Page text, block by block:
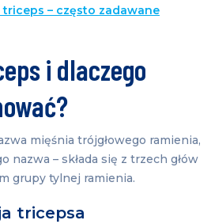
triceps – często zadawane
i dlaczego
mięśnia trójgłowego ramienia,
nazwa – składa się z trzech głów
grupy tylnej ramienia.
tricepsa